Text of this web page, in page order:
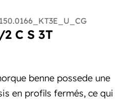
C S 3T
benne possede une
en profils fermés, ce qui